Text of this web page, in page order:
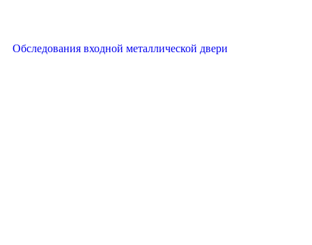
Обследования входной металлической двери